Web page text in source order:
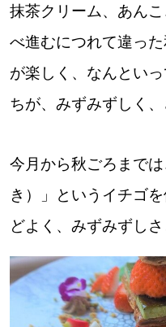
抹茶クリーム、あん
べ進むにつれて違っ
が楽しく、なんとい
ちが、みずみずしく
今月から秋ごろまで
き）」というイチゴ
どよく、みずみずし